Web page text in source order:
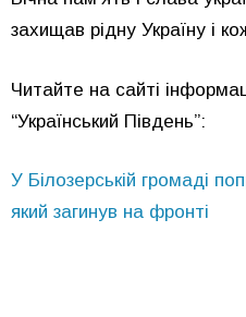
захищав рідну Україну і
Читайте на сайті
“Український Південь”:
У Білозерській громаді
який загинув на фронті